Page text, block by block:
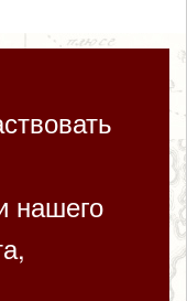
нашего